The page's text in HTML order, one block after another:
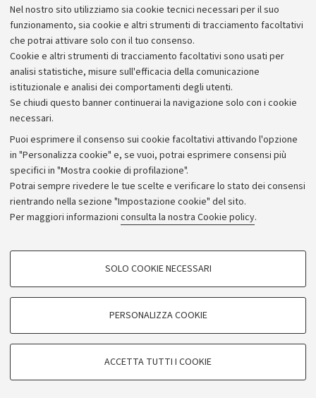
Nel nostro sito utilizziamo sia cookie tecnici necessari per il suo
funzionamento, sia cookie e altri strumenti di tracciamento facoltativi
che potrai attivare solo con il tuo consenso.
Cookie e altri strumenti di tracciamento facoltativi sono usati per
analisi statistiche, misure sull'efficacia della comunicazione
istituzionale e analisi dei comportamenti degli utenti.
Se chiudi questo banner continuerai la navigazione solo con i cookie
necessari.
Puoi esprimere il consenso sui cookie facoltativi attivando l'opzione
in "Personalizza cookie" e, se vuoi, potrai esprimere consensi più
specifici in "Mostra cookie di profilazione".
Potrai sempre rivedere le tue scelte e verificare lo stato dei consensi
rientrando nella sezione "Impostazione cookie" del sito.
Per maggiori informazioni consulta la nostra Cookie policy.
COOKIE DI PROFILAZIONE - FACOLTATIVI
COOKIE TECNICI - NECESSARI
Si tratta di cookie tecnici utilizzati, a titolo esemplificativo, per il corretto
SOLO COOKIE NECESSARI
PERSONALIZZA COOKIE
ACCETTA TUTTI I COOKIE
Alumni community
Piano strategico
Bilanci
Donazioni e 5x1000
Bandi, gare e concorsi
Albo online
Amministrazione trasparente
Atti di notifica
Informazioni sul sito e accessibilità
Dichiarazione di accessibilità
Privacy e note legali
Impostazioni Cookie
©Copyright 2026 - ALMA MATER STUDIORUM - Università di
Bologna - Via Zamboni,33 - 40126Bologna - PI:
- CF:80007010376